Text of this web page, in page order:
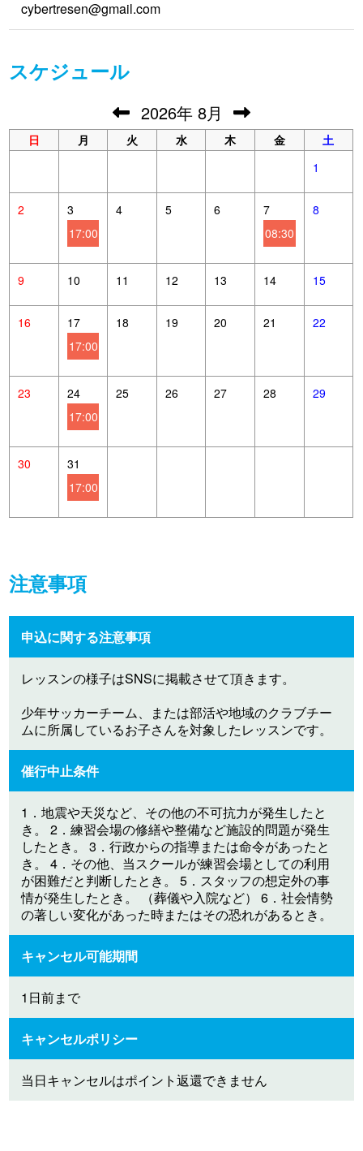
cybertresen@gmail.com
スケジュール
2026年 8月
日 月 火 水 木 金
土
1
2
3
17:00
4 5 6
7
08:30
8
9 10 11 12 13 14 15
16
17
17:00
18 19 20 21 22
23
24
17:00
25 26 27 28 29
30
31
17:00
注意事項
申込に関する注意事項
レッスンの様子はSNSに掲載させて頂きます。
少年サッカーチーム、または部活や地域のクラブチー
ムに所属しているお子さんを対象したレッスンです。
催行中止条件
1．地震や天災など、その他の不可抗力が発生したと
き。 2．練習会場の修繕や整備など施設的問題が発生
したとき。 3．行政からの指導または命令があったと
き。 4．その他、当スクールが練習会場としての利用
が困難だと判断したとき。 5．スタッフの想定外の事
情が発生したとき。 （葬儀や入院など） 6．社会情勢
の著しい変化があった時またはその恐れがあるとき。
キャンセル可能期間
1日前まで
キャンセルポリシー
当日キャンセルはポイント返還できません